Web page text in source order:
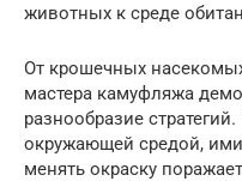
животных к среде
От крошечных
мастера камуфляжа
разнообразие
окружающей средой,
менять окраску